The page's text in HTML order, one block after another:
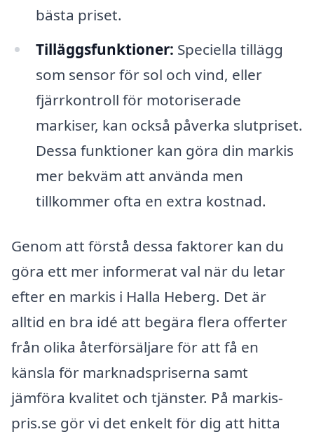
bästa priset.
Tilläggsfunktioner: Speciella tillägg
som sensor för sol och vind, eller
fjärrkontroll för motoriserade
markiser, kan också påverka slutpriset.
Dessa funktioner kan göra din markis
mer bekväm att använda men
tillkommer ofta en extra kostnad.
Genom att förstå dessa faktorer kan du
göra ett mer informerat val när du letar
efter en markis i Halla Heberg. Det är
alltid en bra idé att begära flera offerter
från olika återförsäljare för att få en
känsla för marknadspriserna samt
jämföra kvalitet och tjänster. På markis-
pris.se gör vi det enkelt för dig att hitta